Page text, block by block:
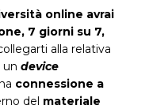
online avrai
7 giorni su 7,
alla relativa
un device
connessione a
del materiale